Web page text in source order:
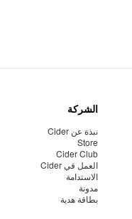
الشركة
نبذة عن Cider
Store
Cider Club
العمل في Cider
الاستدامة
مدونة
بطاقة هدية